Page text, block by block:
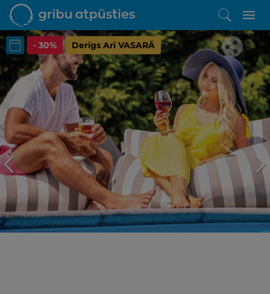
- 30% Derīgs Arī VASARĀ
Iepatikās šis piedāvājums?
Līdz brīnišķīgai atpūtai atlikuši tikai daži soļi
PĒRKU